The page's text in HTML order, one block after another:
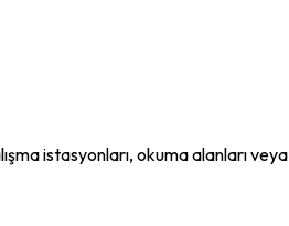
istasyonları, okuma alanları veya